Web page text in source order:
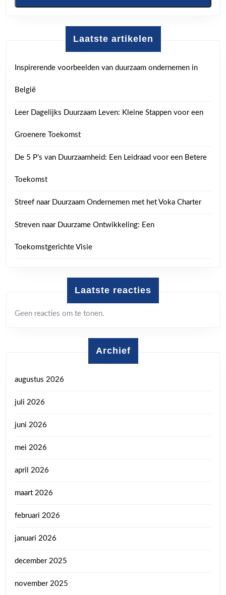
Laatste artikelen
Inspirerende voorbeelden van duurzaam ondernemen in
België
Leer Dagelijks Duurzaam Leven: Kleine Stappen voor een
Groenere Toekomst
De 5 P’s van Duurzaamheid: Een Leidraad voor een Betere
Toekomst
Streef naar Duurzaam Ondernemen met het Voka Charter
Streven naar Duurzame Ontwikkeling: Een
Toekomstgerichte Visie
Laatste reacties
Geen reacties om te tonen.
Archief
augustus 2026
juli 2026
juni 2026
mei 2026
april 2026
maart 2026
februari 2026
januari 2026
december 2025
november 2025